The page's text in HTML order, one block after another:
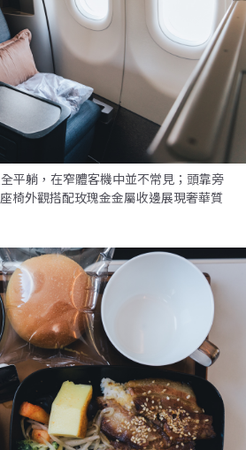
平躺，在窄體客機中並不常見；頭靠旁
椅外觀搭配玫瑰金金屬收邊展現奢華質